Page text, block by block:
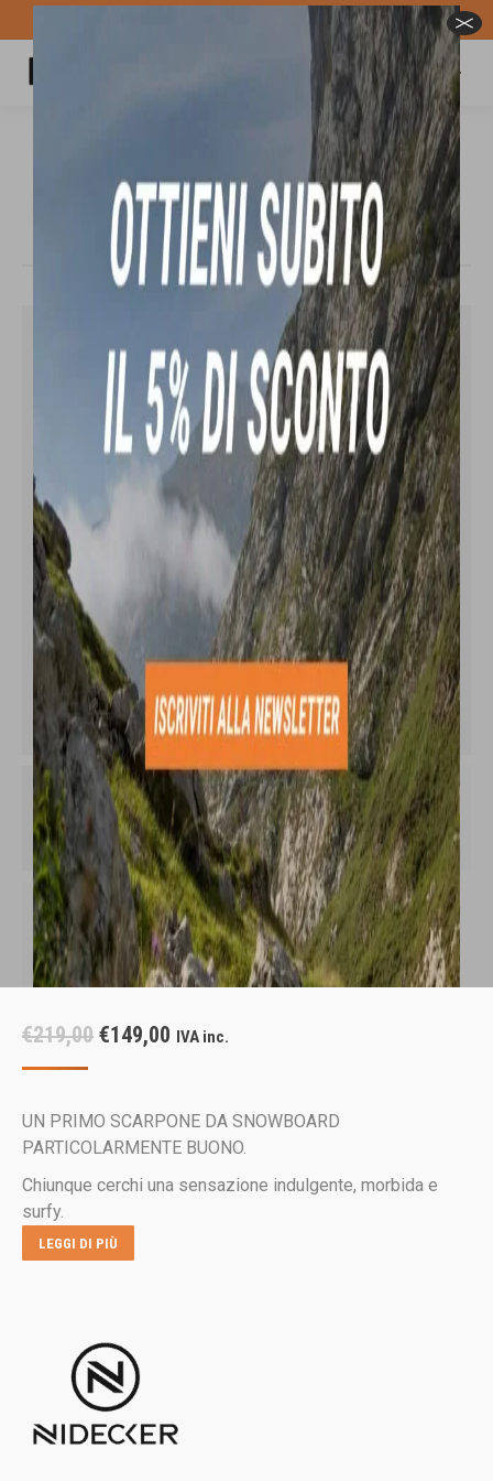
Spedizione GRATUITA per ordini superiori a 100€
Carrello
NIDECKER MAYA BOA scarpone da
snowboard
Tu sei qui:
€219,00 Il
era:
€149,00 Il
è:
IVA inc.
UN PRIMO SCARPONE DA SNOWBOARD
PARTICOLARMENTE BUONO.
Chiunque cerchi una sensazione indulgente, morbida e
surfy.
LEGGI DI PIÙ